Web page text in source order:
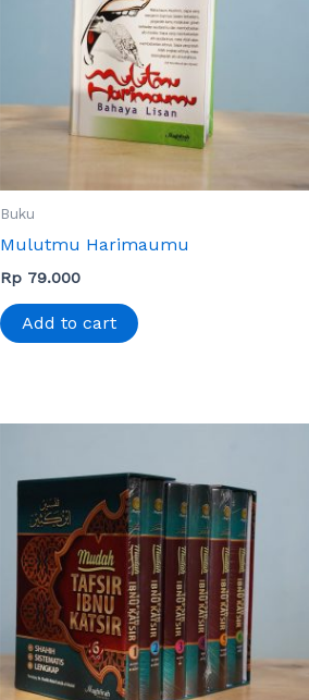
Buku
Mulutmu Harimaumu
Rp 79.000
Add to cart